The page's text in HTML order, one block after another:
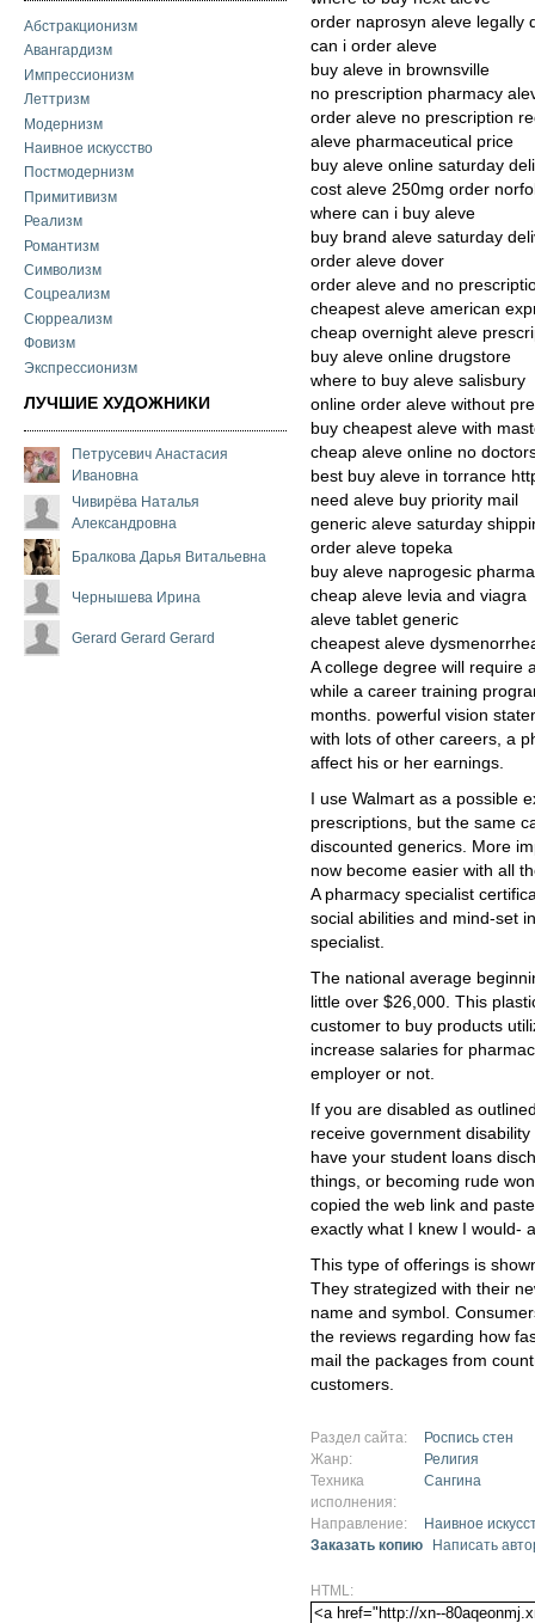
Абстракционизм
Авангардизм
Импрессионизм
Леттризм
Модернизм
Наивное искусство
Постмодернизм
Примитивизм
Реализм
Романтизм
Символизм
Соцреализм
Сюрреализм
Фовизм
Экспрессионизм
ЛУЧШИЕ ХУДОЖНИКИ
Петрусевич Анастасия
Ивановна
Чивирёва Наталья
Александровна
Бралкова Дарья Витальевна
Чернышева Ирина
Gerard Gerard Gerard
order naprosyn aleve legally
can i order aleve
buy aleve in brownsville
no prescription pharmacy
order aleve no prescription
aleve pharmaceutical price
buy aleve online saturday
cost aleve 250mg order
where can i buy aleve
buy brand aleve saturday
order aleve dover
order aleve and no
cheapest aleve american
cheap overnight aleve
buy aleve online drugstore
where to buy aleve salisbury
online order aleve without
buy cheapest aleve with
cheap aleve online no
best buy aleve in torrance
need aleve buy priority mail
generic aleve saturday
order aleve topeka
buy aleve naprogesic
cheap aleve levia and viagra
aleve tablet generic
cheapest aleve
A college degree will require
while a career training
months. powerful vision
with lots of other careers, a
affect his or her earnings.
I use Walmart as a possible
prescriptions, but the same
discounted generics. More
now become easier with all
A pharmacy specialist
social abilities and mind-set
specialist.
The national average
little over $26,000. This
customer to buy products
increase salaries for
employer or not.
If you are disabled as
receive government
have your student loans
things, or becoming rude
copied the web link and
exactly what I knew I would-
This type of offerings is
They strategized with their
name and symbol.
the reviews regarding how
mail the packages from
customers.
Раздел сайта:
Роспись стен
Жанр:
Религия
Техника
исполнения:
Сангина
Направление:
Наивное
Заказать копию
Написать
HTML: